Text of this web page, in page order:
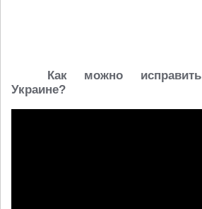
Как можно
Украине?